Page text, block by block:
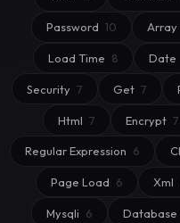
Password 10 Array
Load Time 8 Date
Security 7 Get 7
Html 7 Encrypt 7
Regular Expression 6
Page Load 6 Xml
Mysqli 6 Database